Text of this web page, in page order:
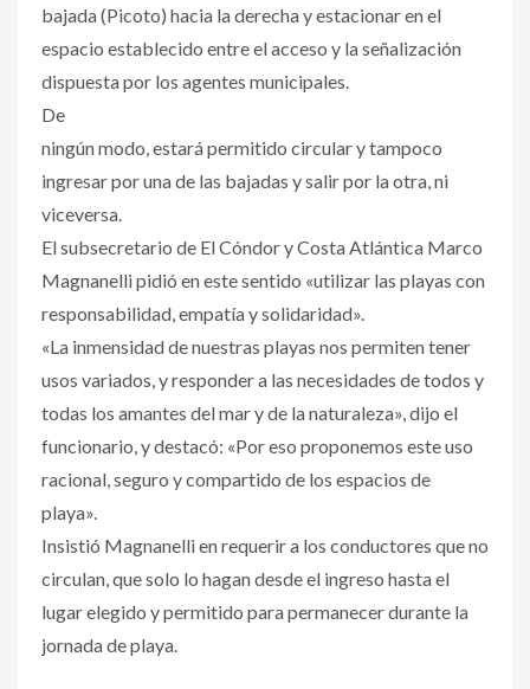
bajada (Picoto) hacia la derecha y estacionar en el
espacio establecido entre el acceso y la señalización
dispuesta por los agentes municipales.
De
ningún modo, estará permitido circular y tampoco
ingresar por una de las bajadas y salir por la otra, ni
viceversa.
El subsecretario de El Cóndor y Costa Atlántica Marco
Magnanelli pidió en este sentido «utilizar las playas con
responsabilidad, empatía y solidaridad».
«La inmensidad de nuestras playas nos permiten tener
usos variados, y responder a las necesidades de todos y
todas los amantes del mar y de la naturaleza», dijo el
funcionario, y destacó: «Por eso proponemos este uso
racional, seguro y compartido de los espacios de
playa».
Insistió Magnanelli en requerir a los conductores que no
circulan, que solo lo hagan desde el ingreso hasta el
lugar elegido y permitido para permanecer durante la
jornada de playa.